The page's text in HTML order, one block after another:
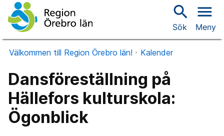
search
Sök
menu
Meny
Välkommen till Region Örebro län! Kalender
Dansföreställning på
Hällefors kulturskola:
Ögonblick